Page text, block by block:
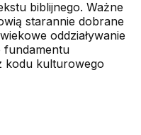
biblijnego. Ważne
starannie dobrane
oddziaływanie
fundamentu
kodu kulturowego